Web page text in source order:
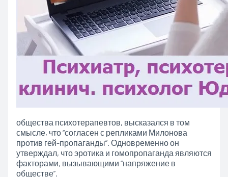
общества психотерапевтов, высказался в том
смысле, что “согласен с репликами Милонова
против гей-пропаганды”. Одновременно он
утверждал, что эротика и гомопропаганда являются
факторами, вызывающими “напряжение в
обществе”.